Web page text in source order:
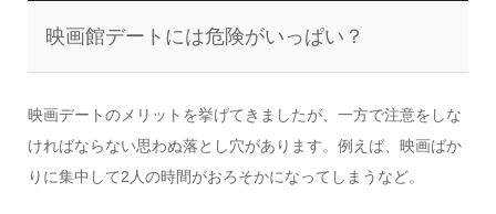
映画館デートには危険がいっぱい？
映画デートのメリットを挙げてきましたが、一方で注意をしな
ければならない思わぬ落とし穴があります。例えば、映画ばか
りに集中して2人の時間がおろそかになってしまうなど。